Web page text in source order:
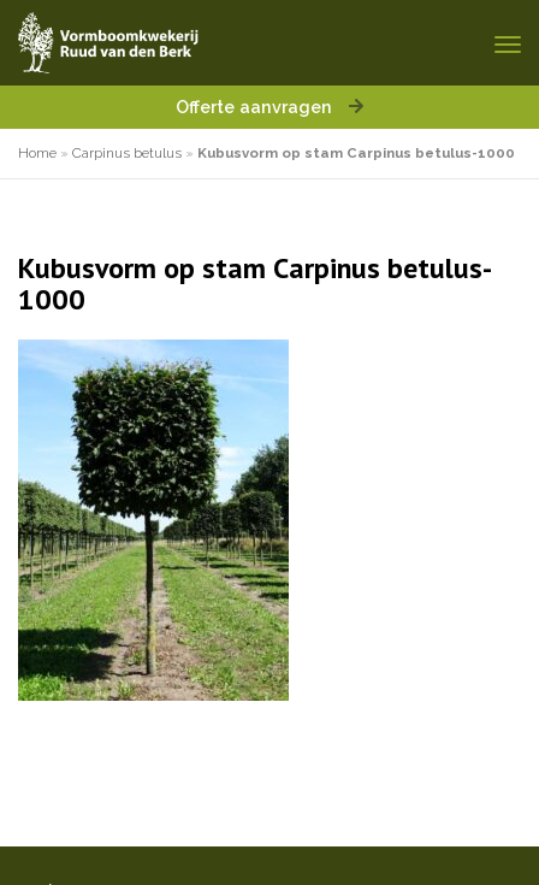
Offerte aanvragen
Home » Carpinus betulus » Kubusvorm op stam Carpinus betulus-1000
Kubusvorm op stam Carpinus betulus-
1000